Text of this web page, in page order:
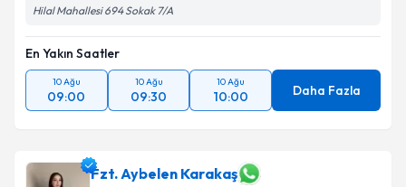
Hilal Mahallesi 694 Sokak 7/A
En Yakın Saatler
10 Ağu
09:00
10 Ağu
09:30
10 Ağu
10:00 Daha Fazla
Fzt. Aybelen Karakaş